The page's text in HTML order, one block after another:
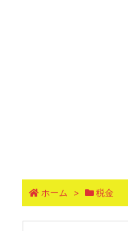
ホーム > 税金